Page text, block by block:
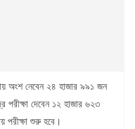
অংশ নেবেন ২৪ হাজার ৯৯১ জন
পরীক্ষা দেবেন ১২ হাজার ৬২৩
পরীক্ষা শুরু হবে।